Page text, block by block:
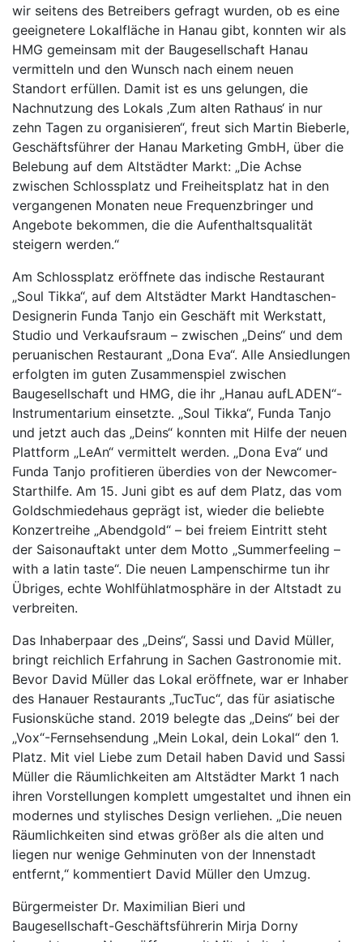
wir seitens des Betreibers gefragt wurden, ob es eine
geeignetere Lokalfläche in Hanau gibt, konnten wir als
HMG gemeinsam mit der Baugesellschaft Hanau
vermitteln und den Wunsch nach einem neuen
Standort erfüllen. Damit ist es uns gelungen, die
Nachnutzung des Lokals ‚Zum alten Rathaus‘ in nur
zehn Tagen zu organisieren“, freut sich Martin Bieberle,
Geschäftsführer der Hanau Marketing GmbH, über die
Belebung auf dem Altstädter Markt: „Die Achse
zwischen Schlossplatz und Freiheitsplatz hat in den
vergangenen Monaten neue Frequenzbringer und
Angebote bekommen, die die Aufenthaltsqualität
steigern werden.“
Am Schlossplatz eröffnete das indische Restaurant
„Soul Tikka“, auf dem Altstädter Markt Handtaschen-
Designerin Funda Tanjo ein Geschäft mit Werkstatt,
Studio und Verkaufsraum – zwischen „Deins“ und dem
peruanischen Restaurant „Dona Eva“. Alle Ansiedlungen
erfolgten im guten Zusammenspiel zwischen
Baugesellschaft und HMG, die ihr „Hanau aufLADEN“-
Instrumentarium einsetzte. „Soul Tikka“, Funda Tanjo
und jetzt auch das „Deins“ konnten mit Hilfe der neuen
Plattform „LeAn“ vermittelt werden. „Dona Eva“ und
Funda Tanjo profitieren überdies von der Newcomer-
Starthilfe. Am 15. Juni gibt es auf dem Platz, das vom
Goldschmiedehaus geprägt ist, wieder die beliebte
Konzertreihe „Abendgold“ – bei freiem Eintritt steht
der Saisonauftakt unter dem Motto „Summerfeeling –
with a latin taste“. Die neuen Lampenschirme tun ihr
Übriges, echte Wohlfühlatmosphäre in der Altstadt zu
verbreiten.
Das Inhaberpaar des „Deins“, Sassi und David Müller,
bringt reichlich Erfahrung in Sachen Gastronomie mit.
Bevor David Müller das Lokal eröffnete, war er Inhaber
des Hanauer Restaurants „TucTuc“, das für asiatische
Fusionsküche stand. 2019 belegte das „Deins“ bei der
„Vox“-Fernsehsendung „Mein Lokal, dein Lokal“ den 1.
Platz. Mit viel Liebe zum Detail haben David und Sassi
Müller die Räumlichkeiten am Altstädter Markt 1 nach
ihren Vorstellungen komplett umgestaltet und ihnen ein
modernes und stylisches Design verliehen. „Die neuen
Räumlichkeiten sind etwas größer als die alten und
liegen nur wenige Gehminuten von der Innenstadt
entfernt,“ kommentiert David Müller den Umzug.
Bürgermeister Dr. Maximilian Bieri und
Baugesellschaft-Geschäftsführerin Mirja Dorny